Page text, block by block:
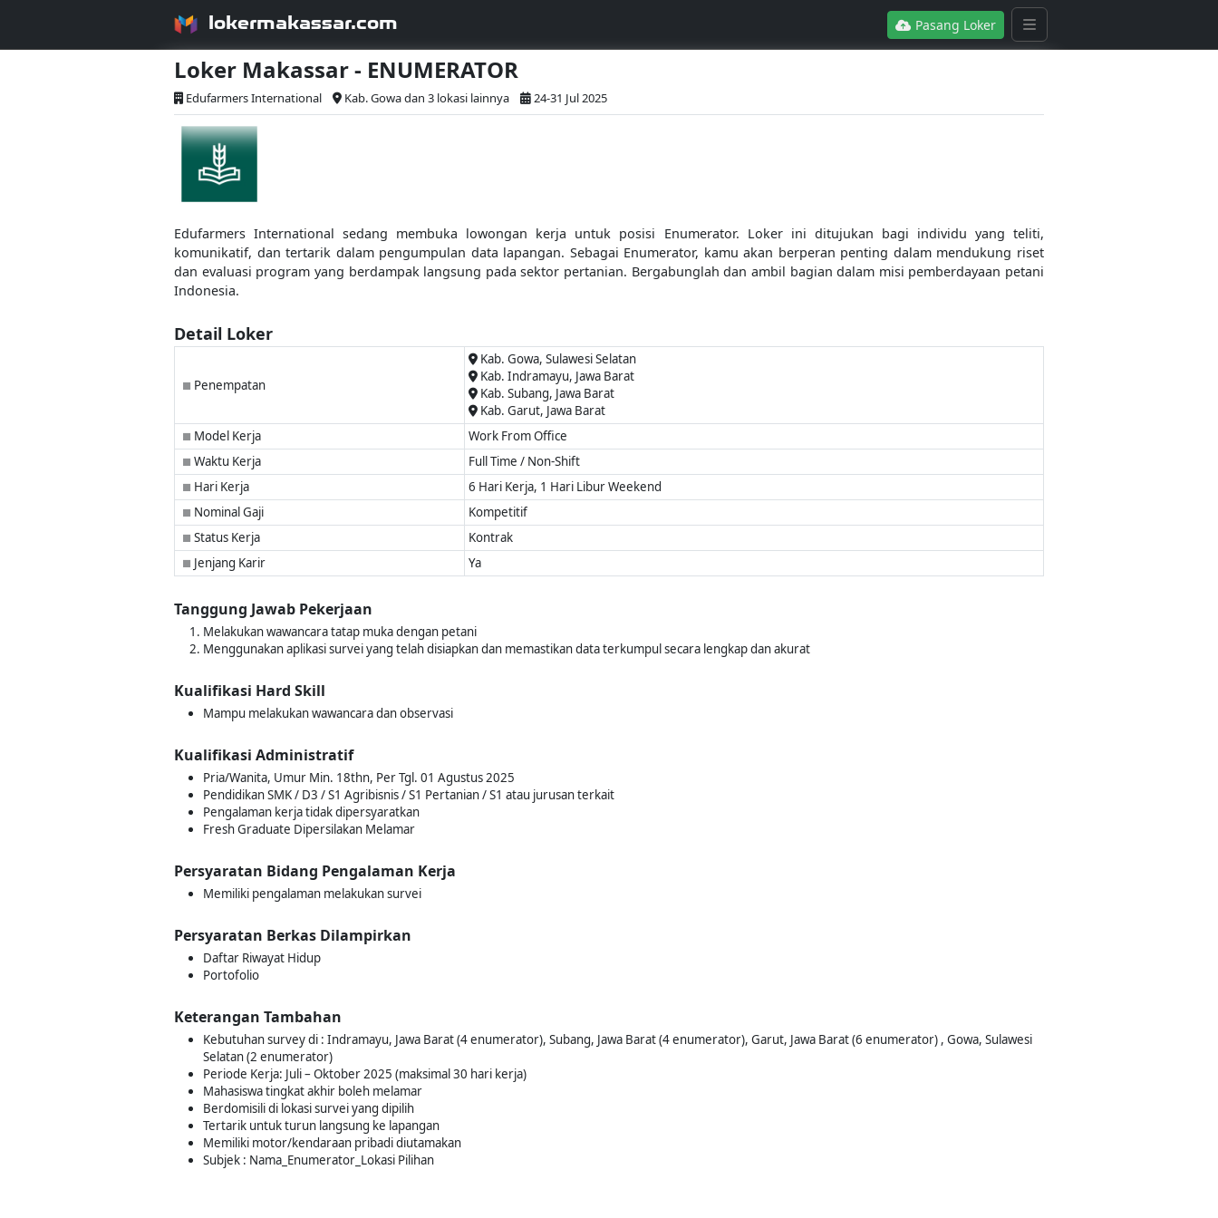
lokermakassar.com Pasang Loker
Loker Makassar - ENUMERATOR
Edufarmers International Kab. Gowa dan 3 lokasi lainnya 24-31 Jul 2025
Edufarmers International sedang membuka lowongan kerja untuk posisi Enumerator. Loker ini ditujukan bagi individu yang teliti,
komunikatif, dan tertarik dalam pengumpulan data lapangan. Sebagai Enumerator, kamu akan berperan penting dalam mendukung riset
dan evaluasi program yang berdampak langsung pada sektor pertanian. Bergabunglah dan ambil bagian dalam misi pemberdayaan petani
Indonesia.
Detail Loker
■ Penempatan
Kab. Gowa, Sulawesi Selatan
Kab. Indramayu, Jawa Barat
Kab. Subang, Jawa Barat
Kab. Garut, Jawa Barat
■ Model Kerja Work From Office
■ Waktu Kerja Full Time / Non-Shift
■ Hari Kerja 6 Hari Kerja, 1 Hari Libur Weekend
■ Nominal Gaji Kompetitif
■ Status Kerja Kontrak
■ Jenjang Karir Ya
Tanggung Jawab Pekerjaan
Melakukan wawancara tatap muka dengan petani
Menggunakan aplikasi survei yang telah disiapkan dan memastikan data terkumpul secara lengkap dan akurat
Kualifikasi Hard Skill
Mampu melakukan wawancara dan observasi
Kualifikasi Administratif
Pria/Wanita, Umur Min. 18thn, Per Tgl. 01 Agustus 2025
Pendidikan SMK / D3 / S1 Agribisnis / S1 Pertanian / S1 atau jurusan terkait
Pengalaman kerja tidak dipersyaratkan
Fresh Graduate Dipersilakan Melamar
Persyaratan Bidang Pengalaman Kerja
Memiliki pengalaman melakukan survei
Persyaratan Berkas Dilampirkan
Daftar Riwayat Hidup
Portofolio
Keterangan Tambahan
Kebutuhan survey di : Indramayu, Jawa Barat (4 enumerator), Subang, Jawa Barat (4 enumerator), Garut, Jawa Barat (6 enumerator) , Gowa, Sulawesi
Selatan (2 enumerator)
Periode Kerja: Juli – Oktober 2025 (maksimal 30 hari kerja)
Mahasiswa tingkat akhir boleh melamar
Berdomisili di lokasi survei yang dipilih
Tertarik untuk turun langsung ke lapangan
Memiliki motor/kendaraan pribadi diutamakan
Subjek : Nama_Enumerator_Lokasi Pilihan